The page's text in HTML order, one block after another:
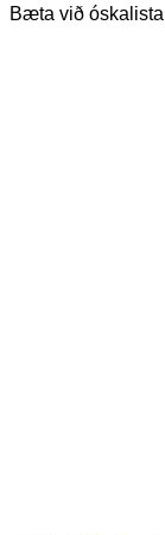
Bæta við óskalista